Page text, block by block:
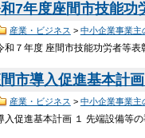
7年度座間市技能功
産業・ビジネス > 中小企業事業主
和７年度 座間市技能功労者等
市導入促進基本計
産業・ビジネス > 中小企業事業主
入促進基本計画 １ 先端設備等